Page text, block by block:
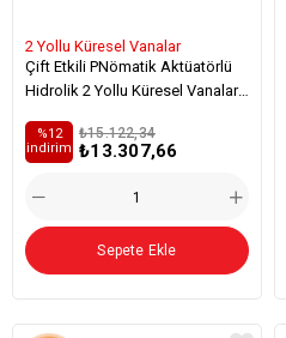
2 Yollu Küresel Vanalar
Çift Etkili PNömatik Aktüatörlü
Hidrolik 2 Yollu Küresel Vanalar
Kimyasal Akışkan Geçişi İçin
Özel)
₺13.307,66
₺15.122,34
%12
i̇ndirim
Sepete Ekle